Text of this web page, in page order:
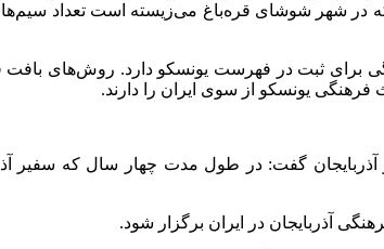
برای ثبت در فهرست یونسکو دارد. روش‌های
یونسکو از سوی ایران را دارند.
آذربایجان گفت: در طول مدت چهار سال که سفیر
آذربایجان در ایران برگزار شود.